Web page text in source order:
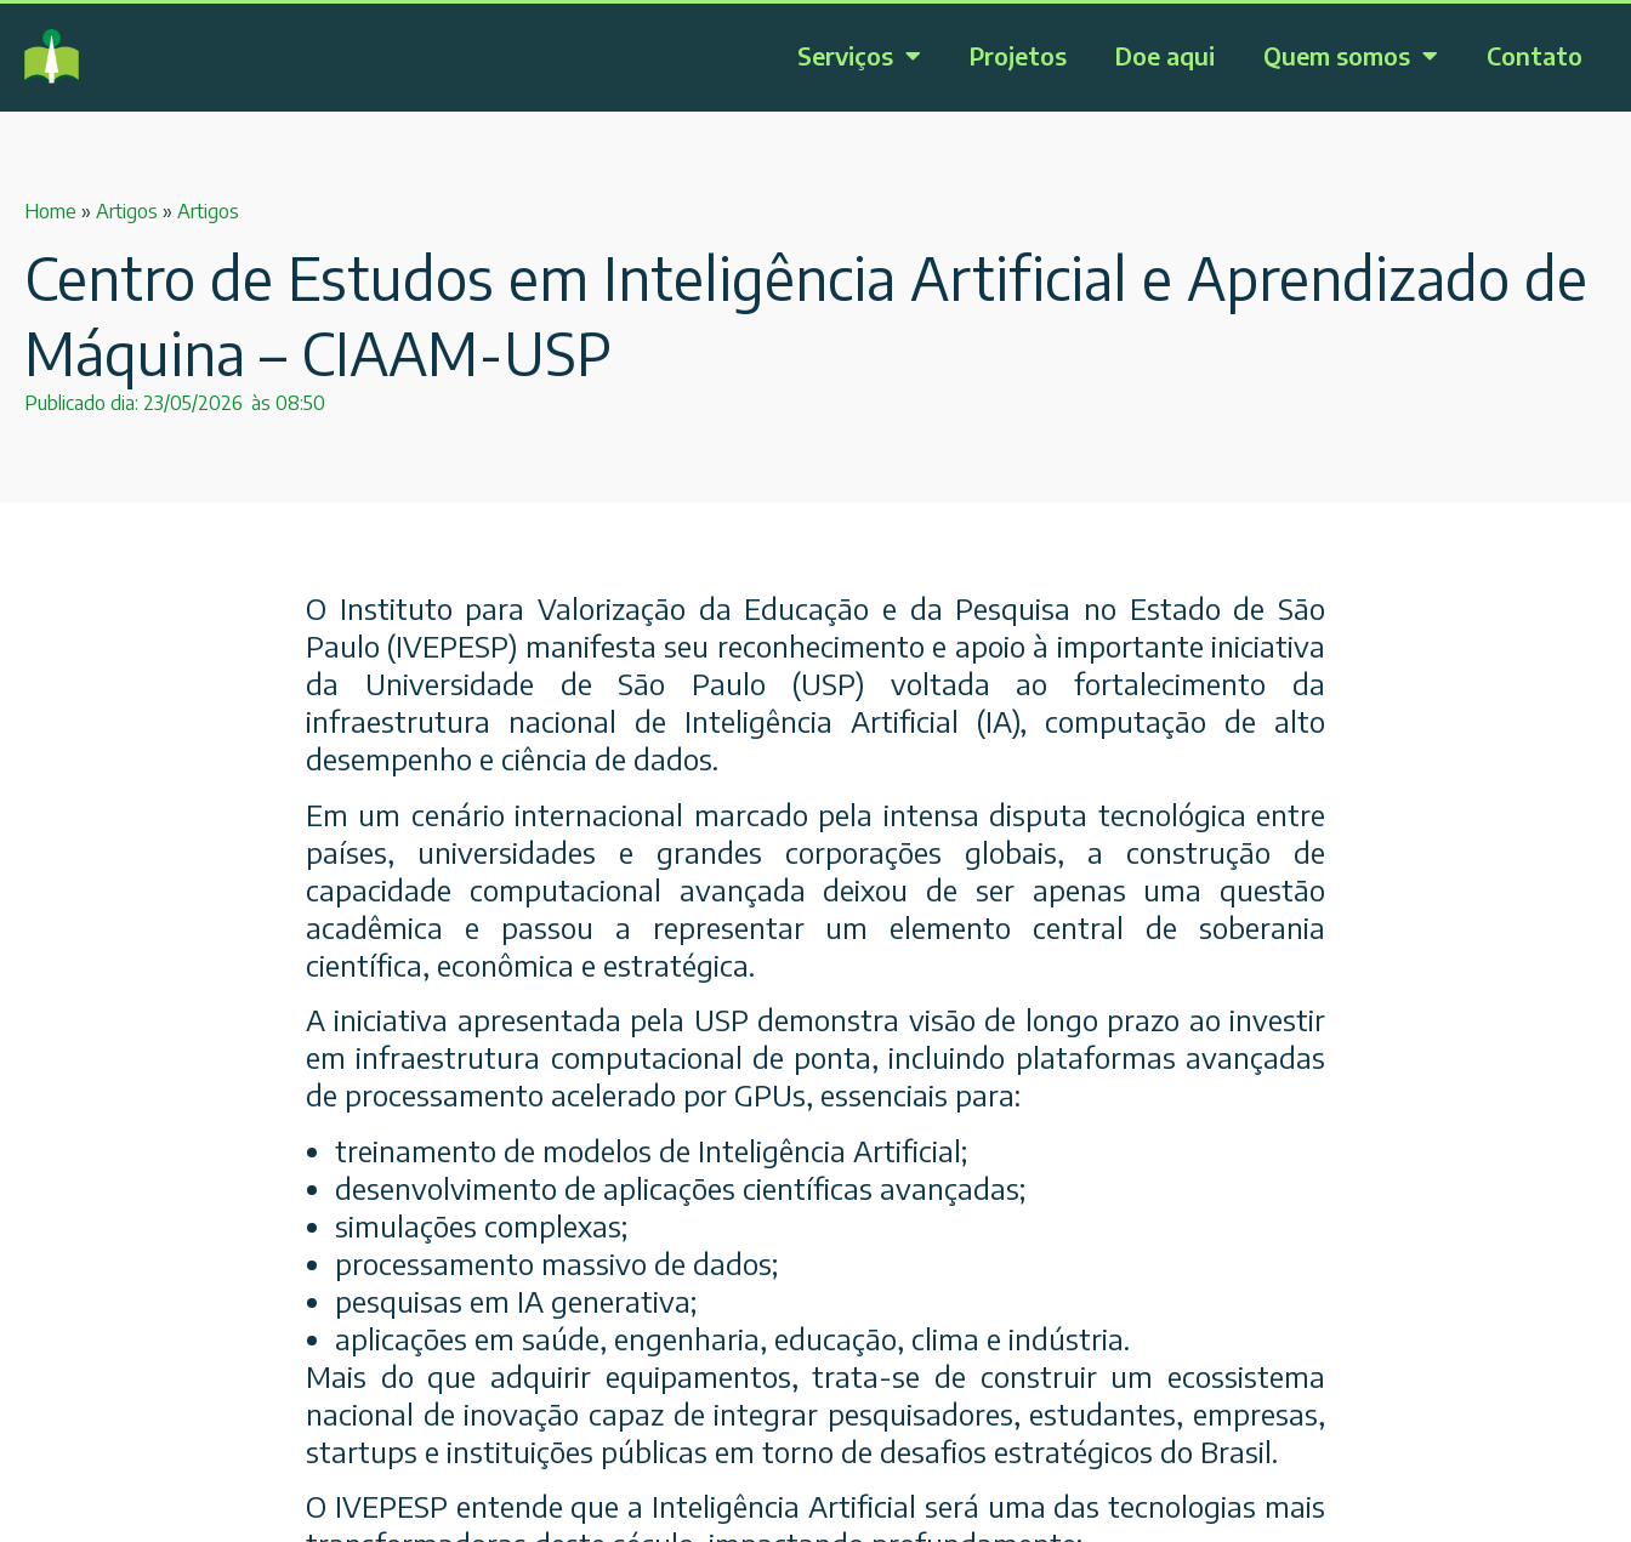
Serviços Projetos Doe aqui Quem somos Contato
Home » Artigos » Artigos
Centro de Estudos em Inteligência Artificial e Aprendizado de
Máquina – CIAAM-USP
Publicado dia: 23/05/2026 às 08:50
O Instituto para Valorização da Educação e da Pesquisa no Estado de São
Paulo (IVEPESP) manifesta seu reconhecimento e apoio à importante iniciativa
da Universidade de São Paulo (USP) voltada ao fortalecimento da
infraestrutura nacional de Inteligência Artificial (IA), computação de alto
desempenho e ciência de dados.
Em um cenário internacional marcado pela intensa disputa tecnológica entre
países, universidades e grandes corporações globais, a construção de
capacidade computacional avançada deixou de ser apenas uma questão
acadêmica e passou a representar um elemento central de soberania
científica, econômica e estratégica.
A iniciativa apresentada pela USP demonstra visão de longo prazo ao investir
em infraestrutura computacional de ponta, incluindo plataformas avançadas
de processamento acelerado por GPUs, essenciais para:
treinamento de modelos de Inteligência Artificial;
desenvolvimento de aplicações científicas avançadas;
simulações complexas;
processamento massivo de dados;
pesquisas em IA generativa;
aplicações em saúde, engenharia, educação, clima e indústria.
Mais do que adquirir equipamentos, trata-se de construir um ecossistema
nacional de inovação capaz de integrar pesquisadores, estudantes, empresas,
startups e instituições públicas em torno de desafios estratégicos do Brasil.
O IVEPESP entende que a Inteligência Artificial será uma das tecnologias mais